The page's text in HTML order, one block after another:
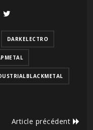
DARKELECTRO
Article précédent